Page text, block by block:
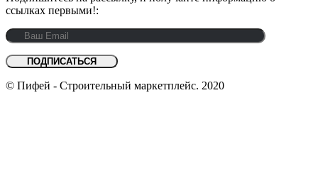
ссылках первыми!:
© Пифей - Строительный маркетплейс. 2020